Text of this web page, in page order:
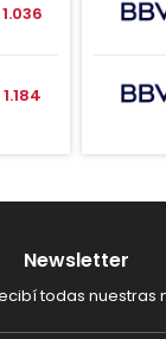
1.036
1.184
Newsletter
todas nuestras